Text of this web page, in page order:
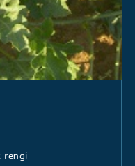
rengi